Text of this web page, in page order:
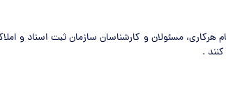
هرکاری، مسئولان و کارشناسان سازمان ثبت اسناد و
.